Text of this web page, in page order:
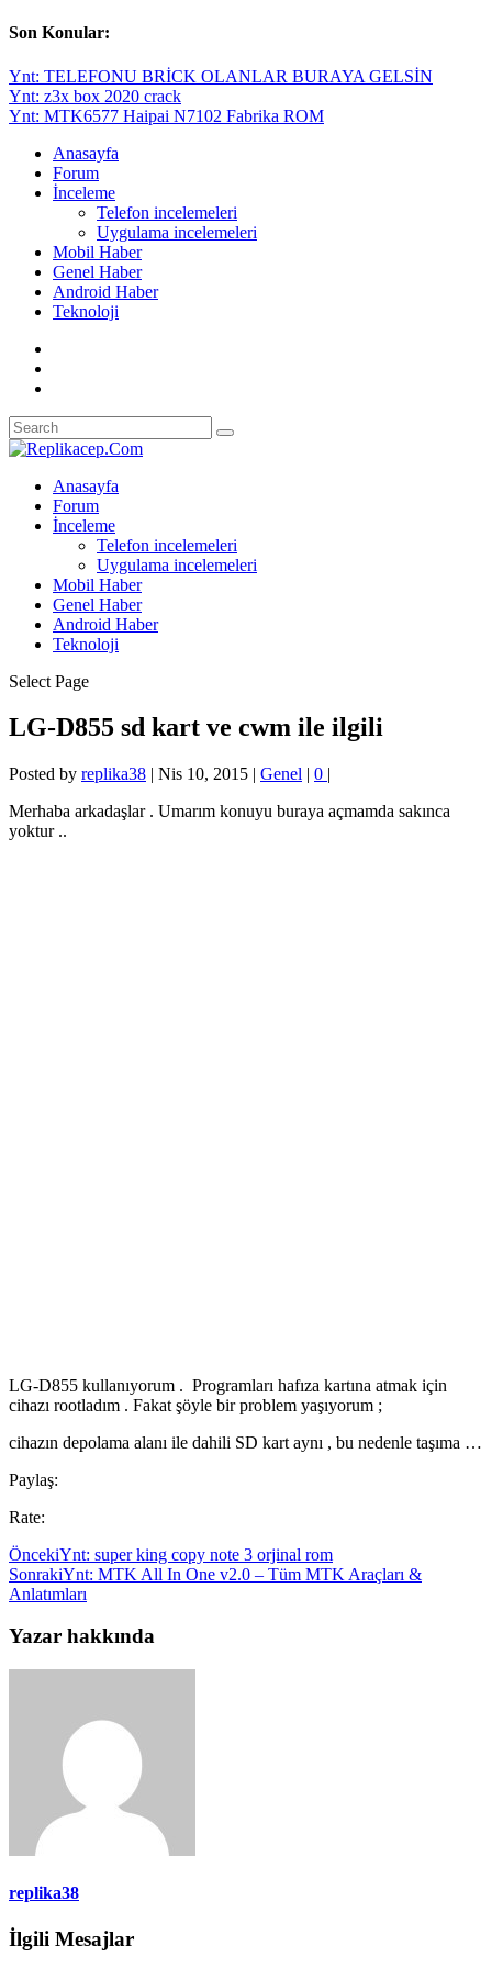
Son Konular:
Ynt: TELEFONU BRİCK OLANLAR BURAYA GELSİN
Ynt: z3x box 2020 crack
Ynt: MTK6577 Haipai N7102 Fabrika ROM
Anasayfa
Forum
İnceleme
Telefon incelemeleri
Uygulama incelemeleri
Mobil Haber
Genel Haber
Android Haber
Teknoloji
Anasayfa
Forum
İnceleme
Telefon incelemeleri
Uygulama incelemeleri
Mobil Haber
Genel Haber
Android Haber
Teknoloji
Select Page
LG-D855 sd kart ve cwm ile ilgili
Posted by replika38 | Nis 10, 2015 | Genel | 0 |
Merhaba arkadaşlar . Umarım konuyu buraya açmamda sakınca
yoktur ..
LG-D855 kullanıyorum . Programları hafıza kartına atmak için
cihazı rootladım . Fakat şöyle bir problem yaşıyorum ;
cihazın depolama alanı ile dahili SD kart aynı , bu nedenle taşıma …
Paylaş:
Rate:
ÖncekiYnt: super king copy note 3 orjinal rom
SonrakiYnt: MTK All In One v2.0 – Tüm MTK Araçları &
Anlatımları
Yazar hakkında
replika38
İlgili Mesajlar